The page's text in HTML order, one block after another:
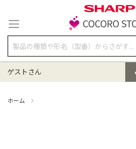
テ
ン
ツ
ス
キ
ッ
ゲストさん
ホーム